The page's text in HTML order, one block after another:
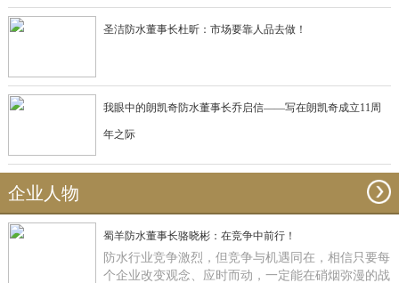
圣洁防水董事长杜昕：市场要靠人品去做！
我眼中的朗凯奇防水董事长乔启信——写在朗凯奇成立11周
年之际
企业人物
蜀羊防水董事长骆晓彬：在竞争中前行！
防水行业竞争激烈，但竞争与机遇同在，相信只要每
个企业改变观念、应时而动，一定能在硝烟弥漫的战